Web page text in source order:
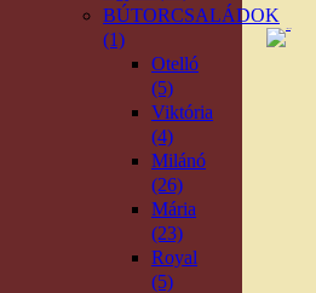
BÚTORCSALÁDOK
(1)
Otelló
(5)
Viktória
(4)
Milánó
(26)
Mária
(23)
Royal
(5)